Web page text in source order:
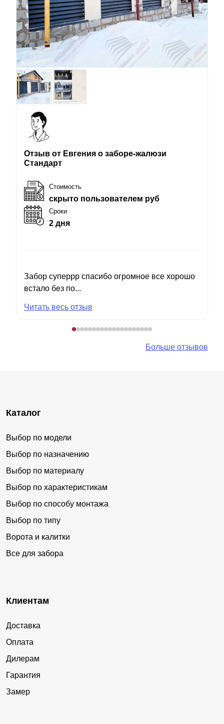
Отзыв от Евгения о заборе-жалюзи
Стандарт
Стоимость
скрыто пользователем руб
Сроки
2 дня
Забор суперрр спасибо огромное все хорошо
встало без по...
Читать весь отзыв
Больше отзывов
Каталог
Выбор по модели
Выбор по назначению
Выбор по материалу
Выбор по характеристикам
Выбор по способу монтажа
Выбор по типу
Ворота и калитки
Все для забора
Клиентам
Доставка
Оплата
Дилерам
Гарантия
Замер